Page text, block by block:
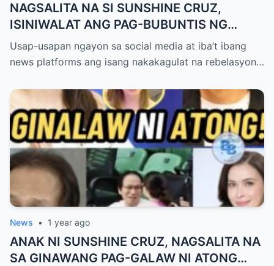
NAGSALITA NA SI SUNSHINE CRUZ,
ISINIWALAT ANG PAG-BUBUNTIS NG
KANYANG ANAK KAY ATONG ANG!
Usap-usapan ngayon sa social media at iba’t ibang
news platforms ang isang nakakagulat na rebelasyon…
News • 1 year ago
ANAK NI SUNSHINE CRUZ, NAGSALITA NA
SA GINAWANG PAG-GALAW NI ATONG